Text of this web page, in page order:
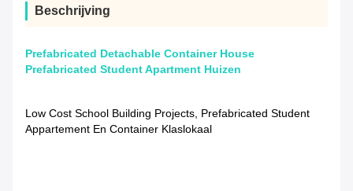
Beschrijving
Prefabricated Detachable Container House
Prefabricated Student Apartment Huizen
Low Cost School Building Projects, Prefabricated Student
Appartement En Container Klaslokaal